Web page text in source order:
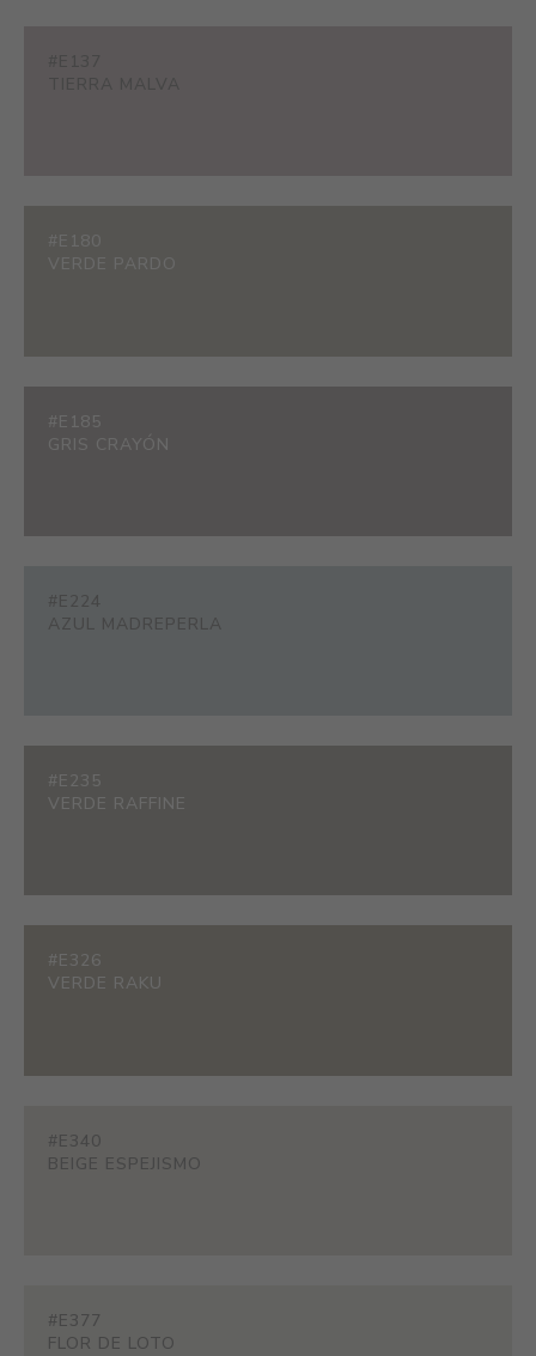
#E180
VERDE PARDO
#E185
GRIS CRAYÓN
#E224
AZUL MADREPERLA
#E235
VERDE RAFFINE
#E326
VERDE RAKU
#E340
BEIGE ESPEJISMO
#E377
FLOR DE LOTO